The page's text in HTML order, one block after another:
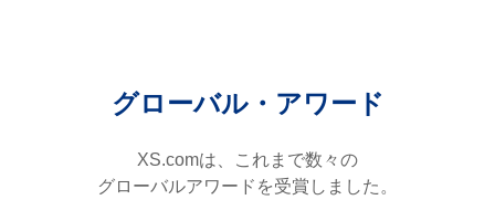
グローバル・アワード
XS.comは、これまで数々の
グローバルアワードを受賞しました。